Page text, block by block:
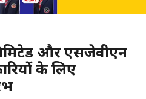
और एसजेवीएन
के लिए